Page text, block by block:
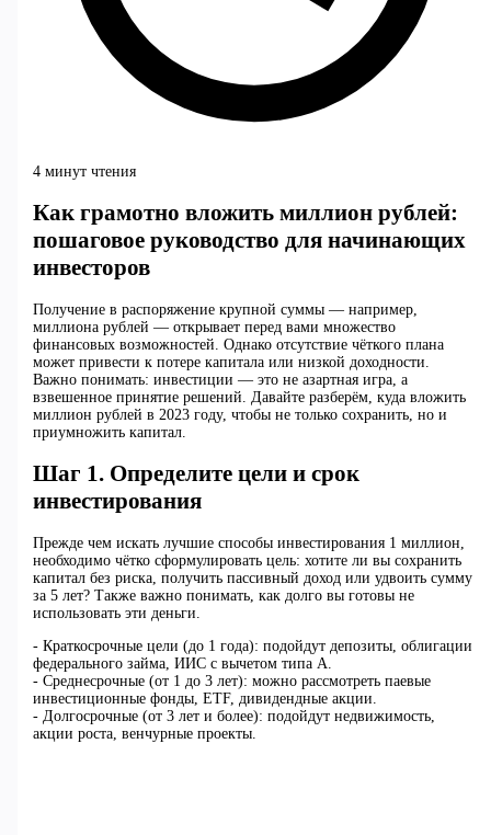
4 минут чтения
Как грамотно вложить миллион рублей:
пошаговое руководство для начинающих
инвесторов
Получение в распоряжение крупной суммы — например,
миллиона рублей — открывает перед вами множество
финансовых возможностей. Однако отсутствие чёткого плана
может привести к потере капитала или низкой доходности.
Важно понимать: инвестиции — это не азартная игра, а
взвешенное принятие решений. Давайте разберём, куда вложить
миллион рублей в 2023 году, чтобы не только сохранить, но и
приумножить капитал.
Шаг 1. Определите цели и срок
инвестирования
Прежде чем искать лучшие способы инвестирования 1 миллион,
необходимо чётко сформулировать цель: хотите ли вы сохранить
капитал без риска, получить пассивный доход или удвоить сумму
за 5 лет? Также важно понимать, как долго вы готовы не
использовать эти деньги.
- Краткосрочные цели (до 1 года): подойдут депозиты, облигации
федерального займа, ИИС с вычетом типа А.
- Среднесрочные (от 1 до 3 лет): можно рассмотреть паевые
инвестиционные фонды, ETF, дивидендные акции.
- Долгосрочные (от 3 лет и более): подойдут недвижимость,
акции роста, венчурные проекты.